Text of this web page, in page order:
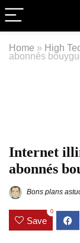
Home » High
abonnés
Internet
abonnés
Bons plans
Save
0